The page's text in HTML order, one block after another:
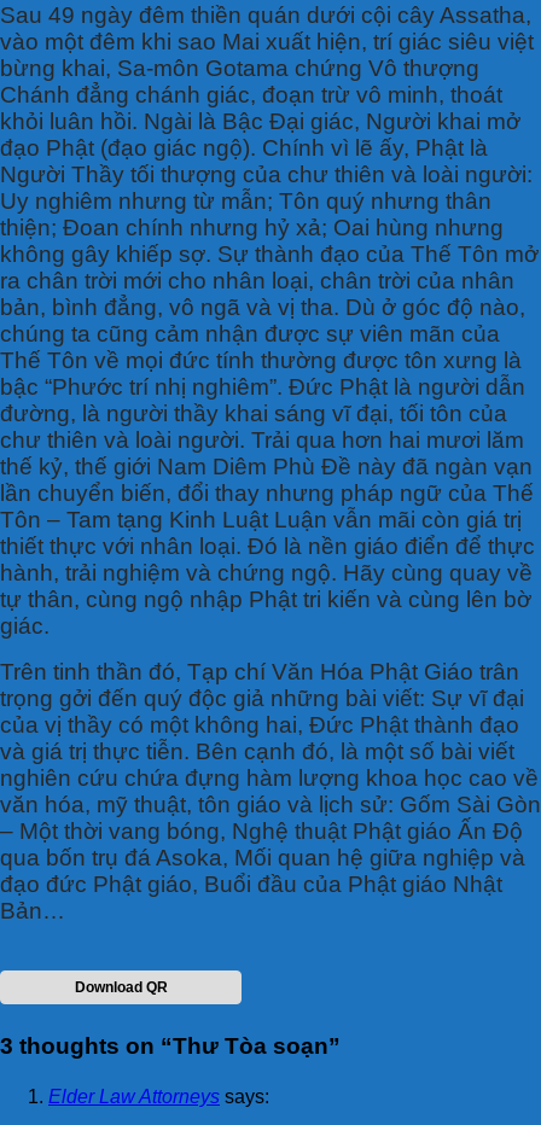
Sau 49 ngày đêm thiền quán dưới cội cây Assatha,
vào một đêm khi sao Mai xuất hiện, trí giác siêu việt
bừng khai, Sa-môn Gotama chứng Vô thượng
Chánh đẳng chánh giác, đoạn trừ vô minh, thoát
khỏi luân hồi. Ngài là Bậc Đại giác, Người khai mở
đạo Phật (đạo giác ngộ). Chính vì lẽ ấy, Phật là
Người Thầy tối thượng của chư thiên và loài người:
Uy nghiêm nhưng từ mẫn; Tôn quý nhưng thân
thiện; Đoan chính nhưng hỷ xả; Oai hùng nhưng
không gây khiếp sợ. Sự thành đạo của Thế Tôn mở
ra chân trời mới cho nhân loại, chân trời của nhân
bản, bình đẳng, vô ngã và vị tha. Dù ở góc độ nào,
chúng ta cũng cảm nhận được sự viên mãn của
Thế Tôn về mọi đức tính thường được tôn xưng là
bậc “Phước trí nhị nghiêm”. Đức Phật là người dẫn
đường, là người thầy khai sáng vĩ đại, tối tôn của
chư thiên và loài người. Trải qua hơn hai mươi lăm
thế kỷ, thế giới Nam Diêm Phù Đề này đã ngàn vạn
lần chuyển biến, đổi thay nhưng pháp ngữ của Thế
Tôn – Tam tạng Kinh Luật Luận vẫn mãi còn giá trị
thiết thực với nhân loại. Đó là nền giáo điển để thực
hành, trải nghiệm và chứng ngộ. Hãy cùng quay về
tự thân, cùng ngộ nhập Phật tri kiến và cùng lên bờ
giác.
Trên tinh thần đó, Tạp chí Văn Hóa Phật Giáo trân
trọng gởi đến quý độc giả những bài viết: Sự vĩ đại
của vị thầy có một không hai, Đức Phật thành đạo
và giá trị thực tiễn. Bên cạnh đó, là một số bài viết
nghiên cứu chứa đựng hàm lượng khoa học cao về
văn hóa, mỹ thuật, tôn giáo và lịch sử: Gốm Sài Gòn
– Một thời vang bóng, Nghệ thuật Phật giáo Ấn Độ
qua bốn trụ đá Asoka, Mối quan hệ giữa nghiệp và
đạo đức Phật giáo, Buổi đầu của Phật giáo Nhật
Bản…
Download QR
3 thoughts on “Thư Tòa soạn”
Elder Law Attorneys says: